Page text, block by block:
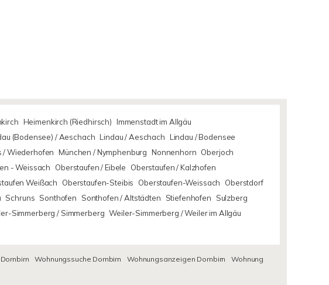
Heimenkirch (Riedhirsch) Immenstadt im Allgäu
(Bodensee) / Aeschach Lindau / Aeschach Lindau / Bodensee
/ Wiederhofen München / Nymphenburg Nonnenhorn Oberjoch
- Weissach Oberstaufen / Eibele
Oberstaufen / Kalzhofen
Weißach Oberstaufen-Steibis Oberstaufen-Weissach
Oberstdorf
Schruns Sonthofen Sonthofen / Altstädten Stiefenhofen
Sulzberg
Simmerberg / Simmerberg Weiler-Simmerberg / Weiler im Allgäu
Wohnungssuche Dornbirn Wohnungsanzeigen Dornbirn
Wohnung